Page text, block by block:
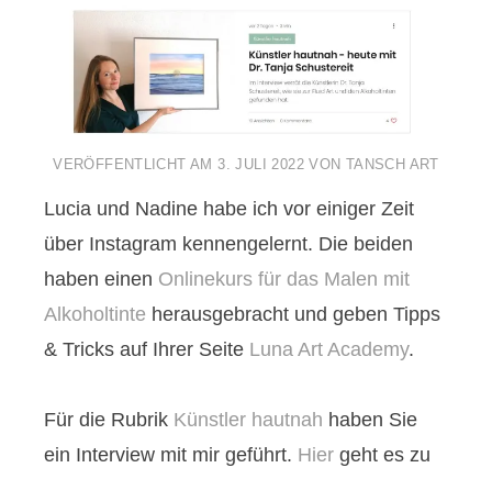
VERÖFFENTLICHT AM 3. JULI 2022VON TANSCH ART
Lucia und Nadine habe ich vor einiger Zeit
über Instagram kennengelernt. Die beiden
haben einen Onlinekurs für das Malen mit
Alkoholtinte herausgebracht und geben Tipps
& Tricks auf Ihrer Seite Luna Art Academy.
Für die Rubrik Künstler hautnah haben Sie
ein Interview mit mir geführt. Hier geht es zu